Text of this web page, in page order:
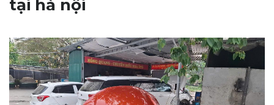
tại hà nội